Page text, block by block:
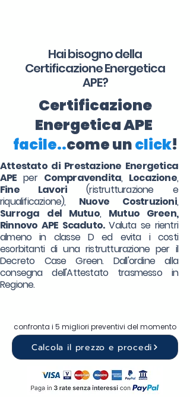
Hai bisogno della
Certificazione Energetica
APE?
Certificazione
Energetica APE
facile..come unclick!
Attestato di Prestazione Energetica
APE per Compravendita, Locazione,
Fine Lavori (ristrutturazione e
riqualificazione), Nuove Costruzioni,
Surroga
del Mutuo, Mutuo Green,
Rinnovo APE Scaduto.Valuta se rientri
almeno in classe D ed evita i costi
esorbitanti di una ristrutturazione per il
Decreto Case Green. Dall'ordine alla
consegna dell'Attestato trasmesso in
Regione.
confronta i 5 migliori preventivi del momento
Calcola il prezzo e procedi